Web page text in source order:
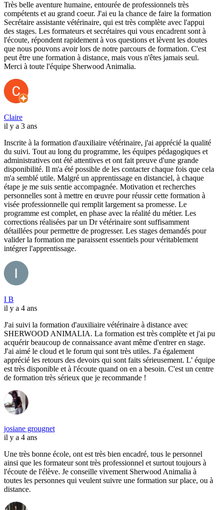
Très belle aventure humaine, entourée de professionnels très
compétents et au grand coeur. J'ai eu la chance de faire la formation
Secrétaire assistante vétérinaire, qui est très complète avec l'appui
des stages. Les formateurs et secrétaires qui vous encadrent sont à
l'écoute, répondent rapidement à vos questions et lèvent les doutes
que nous pouvons avoir lors de notre parcours de formation. C'est
peut être une formation à distance, mais vous n'êtes jamais seul.
Merci à toute l'équipe Sherwood Animalia.
Claire
il y a 3 ans
Inscrite à la formation d'auxiliaire vétérinaire, j'ai apprécié la qualité
du suivi. Tout au long du programme, les équipes pédagogiques et
administratives ont été attentives et ont fait preuve d'une grande
disponibilité. Il m'a été possible de les contacter chaque fois que cela
m'a semblé utile. Malgré un apprentissage en distanciel, à chaque
étape je me suis sentie accompagnée. Motivation et recherches
personnelles sont à mettre en œuvre pour réussir cette formation à
visée professionnelle qui remplit largement sa promesse. Le
programme est complet, en phase avec la réalité du métier. Les
corrections réalisées par un Dr vétérinaire sont suffisamment
détaillées pour permettre de progresser. Les stages demandés pour
valider la formation me paraissent essentiels pour véritablement
intégrer l'apprentissage.
I B
il y a 4 ans
J'ai suivi la formation d'auxiliaire vétérinaire à distance avec
SHERWOOD ANIMALIA. La formation est très complète et j'ai pu
acquérir beaucoup de connaissance avant même d'entrer en stage.
J'ai aimé le cloud et le forum qui sont très utiles. J'a également
apprécié les retours des devoirs qui sont faits sérieusement. L' équipe
est très disponible et à l'écoute quand on en a besoin. C'est un centre
de formation très sérieux que je recommande !
josiane grougnet
il y a 4 ans
Une très bonne école, ont est très bien encadré, tous le personnel
ainsi que les formateur sont très professionnel et surtout toujours à
l'écoute de l'élève. Je conseille vivement Sherwood Animalia à
toutes les personnes qui veulent suivre une formation sur place, ou à
distance.